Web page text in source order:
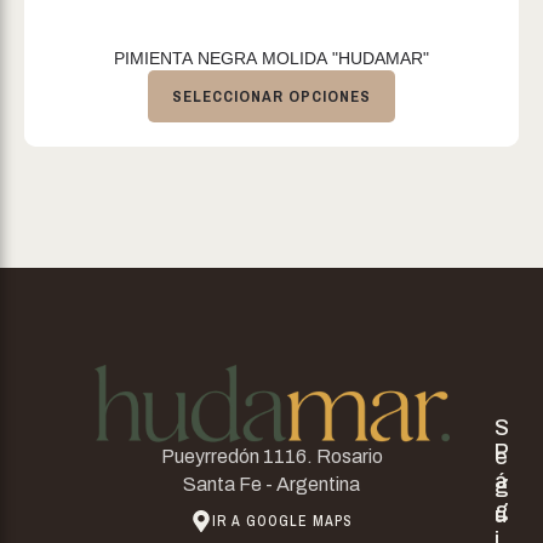
PIMIENTA NEGRA MOLIDA "HUDAMAR"
SELECCIONAR OPCIONES
Pueyrredón 1116. Rosario
Santa Fe - Argentina
IR A GOOGLE MAPS
P
á
g
S
e
g
u